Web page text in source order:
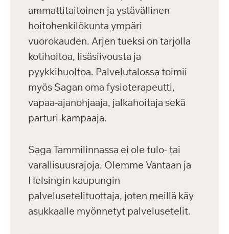
ammattitaitoinen ja ystävällinen
hoitohenkilökunta ympäri
vuorokauden. Arjen tueksi on tarjolla
kotihoitoa, lisäsiivousta ja
pyykkihuoltoa. Palvelutalossa toimii
myös Sagan oma fysioterapeutti,
vapaa-ajanohjaaja, jalkahoitaja sekä
parturi-kampaaja.
Saga Tammilinnassa ei ole tulo- tai
varallisuusrajoja. Olemme Vantaan ja
Helsingin kaupungin
palvelusetelituottaja, joten meillä käy
asukkaalle myönnetyt palvelusetelit.